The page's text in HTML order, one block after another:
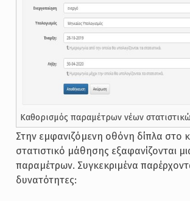
Καθορισμός παραμέτρων νέων
Στην εμφανιζόμενη οθόνη δίπλα στο
στατιστικό μάθησης εξαφανίζονται
παραμέτρων. Συγκεκριμένα
δυνατότητες: